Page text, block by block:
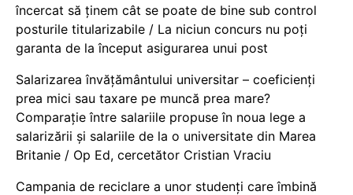
încercat să ținem cât se poate de bine sub control
posturile titularizabile / La niciun concurs nu poți
garanta de la început asigurarea unui post
Salarizarea învățământului universitar – coeficienți
prea mici sau taxare pe muncă prea mare?
Comparație între salariile propuse în noua lege a
salarizării și salariile de la o universitate din Marea
Britanie / Op Ed, cercetător Cristian Vraciu
Campania de reciclare a unor studenți care îmbină